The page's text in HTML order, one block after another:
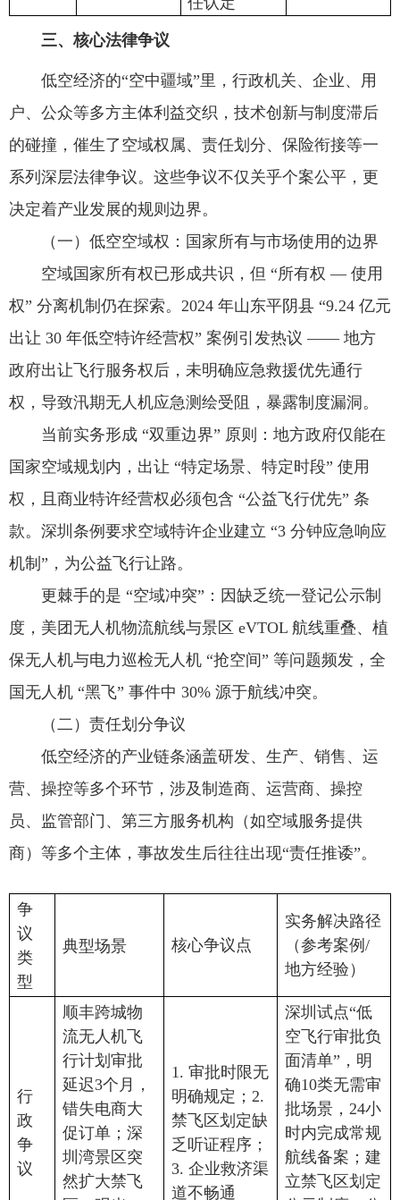
三、核心法律争议
低空经济的“空中疆域”里，行政机关、企业、用
户、公众等多方主体利益交织，技术创新与制度滞后
的碰撞，催生了空域权属、责任划分、保险衔接等一
系列深层法律争议。这些争议不仅关乎个案公平，更
决定着产业发展的规则边界。
（一）低空空域权：国家所有与市场使用的边界
空域国家所有权已形成共识，但 “所有权 — 使用
权” 分离机制仍在探索。2024 年山东平阴县 “9.24 亿元
出让 30 年低空特许经营权” 案例引发热议 —— 地方
政府出让飞行服务权后，未明确应急救援优先通行
权，导致汛期无人机应急测绘受阻，暴露制度漏洞。
当前实务形成 “双重边界” 原则：地方政府仅能在
国家空域规划内，出让 “特定场景、特定时段” 使用
权，且商业特许经营权必须包含 “公益飞行优先” 条
款。深圳条例要求空域特许企业建立 “3 分钟应急响应
机制”，为公益飞行让路。
更棘手的是 “空域冲突”：因缺乏统一登记公示制
度，美团无人机物流航线与景区 eVTOL 航线重叠、植
保无人机与电力巡检无人机 “抢空间” 等问题频发，全
国无人机 “黑飞” 事件中 30% 源于航线冲突。
（二）责任划分争议
低空经济的产业链条涵盖研发、生产、销售、运
营、操控等多个环节，涉及制造商、运营商、操控
员、监管部门、第三方服务机构（如空域服务提供
商）等多个主体，事故发生后往往出现“责任推诿”。
争
议
类
型
典型场景 核心争议点
实务解决路径
（参考案例/
地方经验）
行
政
争
议
顺丰跨城物
流无人机飞
行计划审批
延迟3个月，
错失电商大
促订单；深
圳湾景区突
然扩大禁飞
1. 审批时限无
明确规定；2.
禁飞区划定缺
乏听证程序；
3. 企业救济渠
道不畅通
深圳试点“低
空飞行审批负
面清单”，明
确10类无需审
批场景，24小
时内完成常规
航线备案；建
立禁飞区划定